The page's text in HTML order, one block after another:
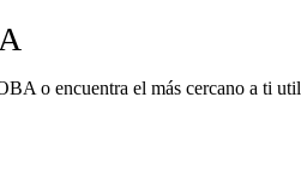
o encuentra el más cercano a ti